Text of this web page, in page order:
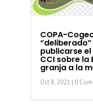
COPA-
publicarse
CCI sobre la
granja a la
Oct 8, 2021 | 0